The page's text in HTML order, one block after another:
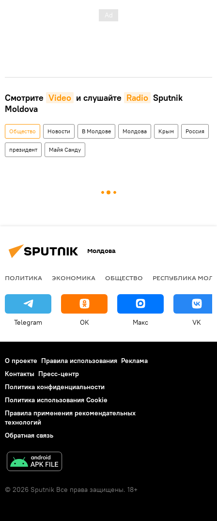
Смотрите Video и слушайте Radio Sputnik
Moldova
Общество Новости В Молдове Молдова Крым Россия
президент Майя Санду
Молдова
ПОЛИТИКА ЭКОНОМИКА ОБЩЕСТВО РЕСПУБЛИКА
Telegram OK Макс VK
О проекте Правила использования Реклама
Контакты Пресс-центр
Политика конфиденциальности
Политика использования Cookie
Правила применения рекомендательных
технологий
Обратная связь
© 2026 Sputnik Все права защищены. 18+